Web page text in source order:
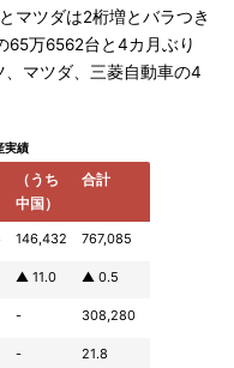
マツダは2桁増とバラつき
65万6562台と4カ月ぶり
マツダ、三菱自動車の4
実績
（うち
中国）
合計
146,432 767,085
▲ 11.0 ▲ 0.5
- 308,280
- 21.8